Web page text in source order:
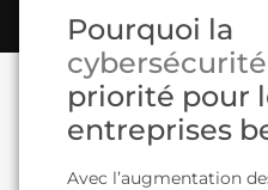
Pourquoi la
cybersécurité
priorité pour
entreprises
Avec l’augmentation